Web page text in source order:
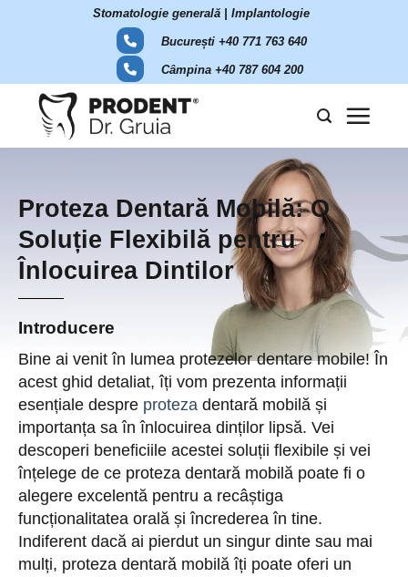
Stomatologie generală | Implantologie
București +40 771 763 640
Câmpina +40 787 604 200
Proteza Dentară Mobilă: O
Soluție Flexibilă pentru
Înlocuirea Dintilor
Introducere
Bine ai venit în lumea protezelor dentare mobile! În
acest ghid detaliat, îți vom prezenta informații
esențiale despre proteza dentară mobilă și
importanța sa în înlocuirea dinților lipsă. Vei
descoperi beneficiile acestei soluții flexibile și vei
înțelege de ce proteza dentară mobilă poate fi o
alegere excelentă pentru a recâștiga
funcționalitatea orală și încrederea în tine.
Indiferent dacă ai pierdut un singur dinte sau mai
mulți, proteza dentară mobilă îți poate oferi un